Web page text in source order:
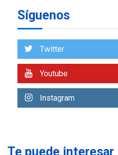
1
eleva
Síguenos
Twitter
Youtube
Instagram
Te puede interesar